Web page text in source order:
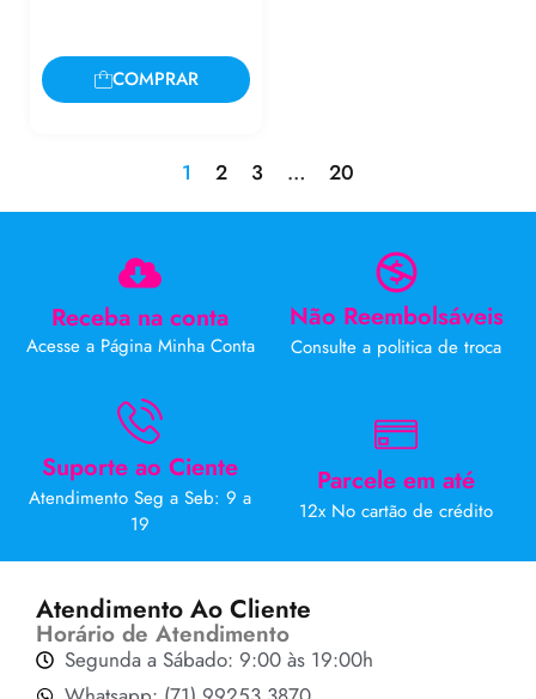
COMPRAR
1 2 3 … 20
Receba na conta
Acesse a Página Minha Conta
Não Reembolsáveis
Consulte a politica de troca
Suporte ao Ciente
Atendimento Seg a Seb: 9 a
19
Parcele em até
12x No cartão de crédito
Atendimento Ao Cliente
Horário de Atendimento
Segunda a Sábado: 9:00 às 19:00h